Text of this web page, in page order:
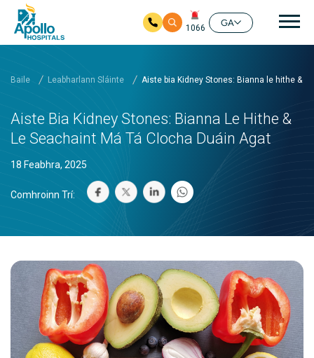
1066
GA
Baile Leabharlann Sláinte Aiste bia Kidney Stones: Bianna le hithe &
Aiste Bia Kidney Stones: Bianna Le Hithe &
Le Seachaint Má Tá Clocha Duáin Agat
18 Feabhra, 2025
Comhroinn Trí: